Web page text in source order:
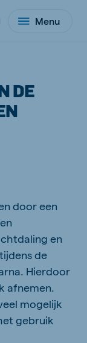
Menu
DE
door een
en
de
Hierdoor
afnemen.
mogelijk
gebruik